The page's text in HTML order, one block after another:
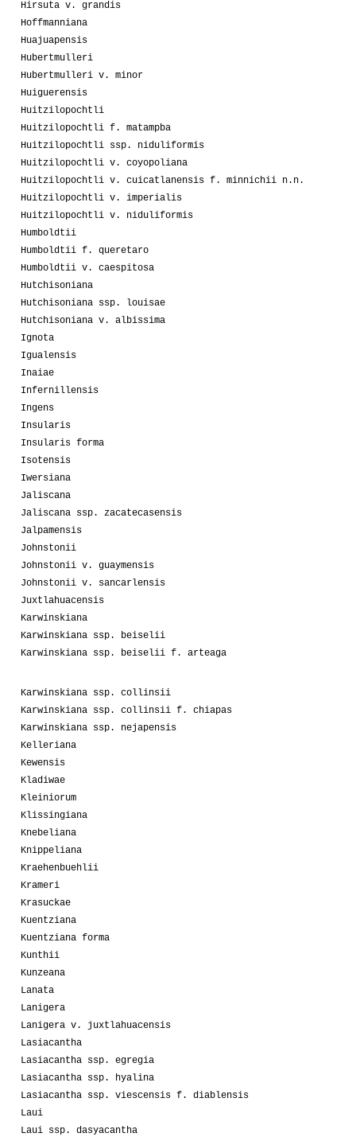
Hirsuta v. grandis
Hoffmanniana
Huajuapensis
Hubertmulleri
Hubertmulleri v. minor
Huiguerensis
Huitzilopochtli
Huitzilopochtli f. matampba
Huitzilopochtli ssp. niduliformis
Huitzilopochtli v. coyopoliana
Huitzilopochtli v. cuicatlanensis f. minnichii n.n.
Huitzilopochtli v. imperialis
Huitzilopochtli v. niduliformis
Humboldtii
Humboldtii f. queretaro
Humboldtii v. caespitosa
Hutchisoniana
Hutchisoniana ssp. louisae
Hutchisoniana v. albissima
Ignota
Igualensis
Inaiae
Infernillensis
Ingens
Insularis
Insularis forma
Isotensis
Iwersiana
Jaliscana
Jaliscana ssp. zacatecasensis
Jalpamensis
Johnstonii
Johnstonii v. guaymensis
Johnstonii v. sancarlensis
Juxtlahuacensis
Karwinskiana
Karwinskiana ssp. beiselii
Karwinskiana ssp. beiselii f. arteaga
Karwinskiana ssp. collinsii
Karwinskiana ssp. collinsii f. chiapas
Karwinskiana ssp. nejapensis
Kelleriana
Kewensis
Kladiwae
Kleiniorum
Klissingiana
Knebeliana
Knippeliana
Kraehenbuehlii
Krameri
Krasuckae
Kuentziana
Kuentziana forma
Kunthii
Kunzeana
Lanata
Lanigera
Lanigera v. juxtlahuacensis
Lasiacantha
Lasiacantha ssp. egregia
Lasiacantha ssp. hyalina
Lasiacantha ssp. viescensis f. diablensis
Laui
Laui ssp. dasyacantha